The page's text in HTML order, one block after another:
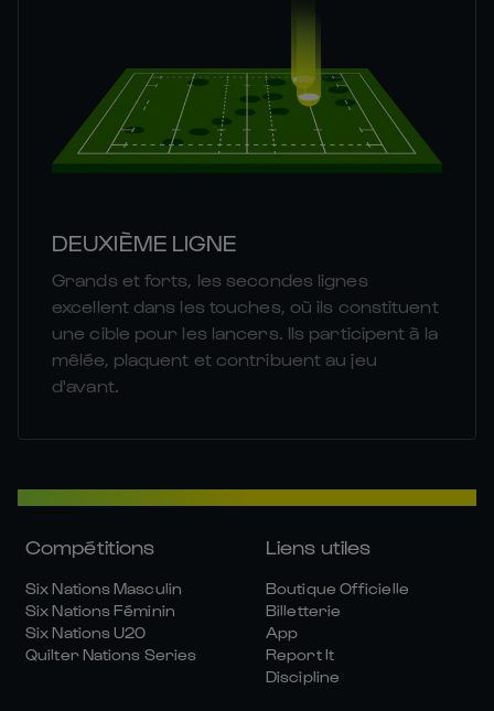
DEUXIÈME LIGNE
Grands et forts, les secondes lignes
excellent dans les touches, où ils constituent
une cible pour les lancers. Ils participent à la
mêlée, plaquent et contribuent au jeu
d'avant.
Compétitions
Six Nations Masculin
Six Nations Féminin
Six Nations U20
Quilter Nations Series
Liens utiles
Boutique Officielle
Billetterie
App
Report It
Discipline